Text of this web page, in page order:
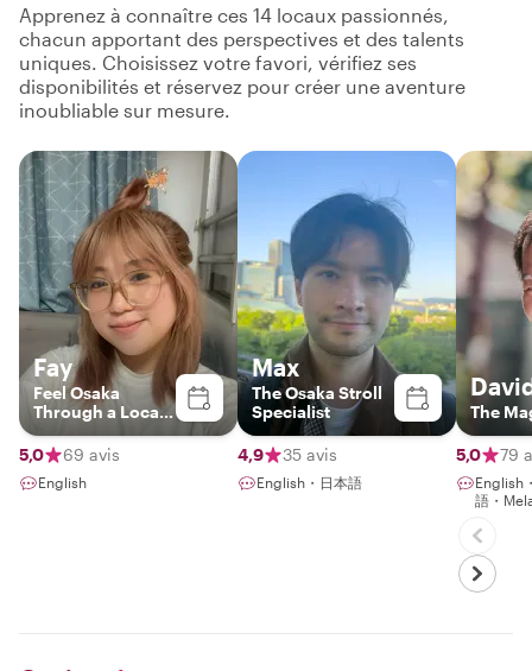
Apprenez à connaître ces 14 locaux passionnés,
chacun apportant des perspectives et des talents
uniques. Choisissez votre favori, vérifiez ses
disponibilités et réservez pour créer une aventure
inoubliable sur mesure.
Fay
Feel Osaka
Through a Local’s
Eyes
5,0
69 avis
English
Max
The Osaka Stroll
Specialist
4,9 35 avis
English・日本語
The
5,0 79
English
語・